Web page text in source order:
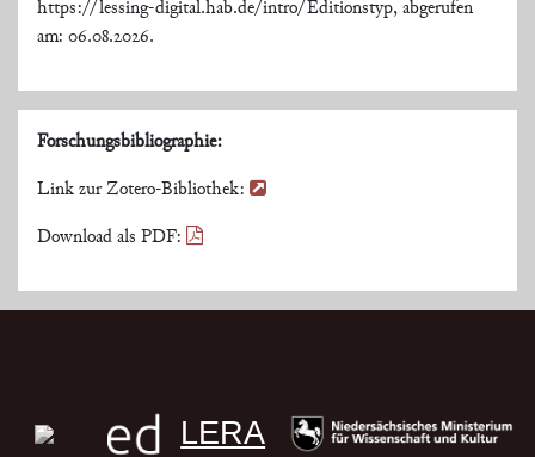
https://lessing-digital.hab.de/intro/Editionstyp, abgerufen
am: 06.08.2026.
Forschungsbibliographie:
Link zur Zotero-Bibliothek:
Download als PDF:
LERA